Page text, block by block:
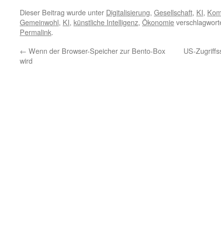
Dieser Beitrag wurde unter Digitalisierung, Gesellschaft, KI,
Gemeinwohl, KI, künstliche Intelligenz, Ökonomie
Permalink.
← Wenn der Browser-Speicher zur Bento-Box
wird
US-